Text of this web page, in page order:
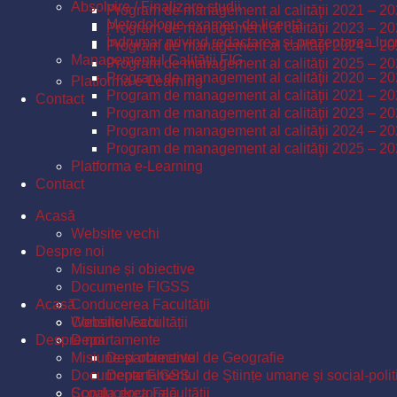
Program de management al calităţii 2021 –
Program de management al calităţii 2023 –
Program de management al calităţii 2024 –
Program de management al calităţii 2025 –
Platforma e-Learning
Contact
Absolvire / Finalizare studii
Metodologie examen de licență
Îndrumar privind redactarea și prezentarea
Managementul Calităţii FIG
Program de management al calităţii 2020 –
Program de management al calităţii 2021 –
Program de management al calităţii 2023 –
Program de management al calităţii 2024 –
Program de management al calităţii 2025 –
Platforma e-Learning
Contact
Acasă
Website vechi
Despre noi
Misiune și obiective
Documente FIGSS
Conducerea Facultății
Consiliul Facultății
Departamente
Departamentul de Geografie
Departamentul de Științe umane și social-
Școala doctorală
Acasă
Website vechi
Despre noi
Misiune și obiective
Documente FIGSS
Conducerea Facultății